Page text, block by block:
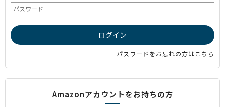
パスワードをお忘れの方はこちら
Amazonアカウントをお持ちの方